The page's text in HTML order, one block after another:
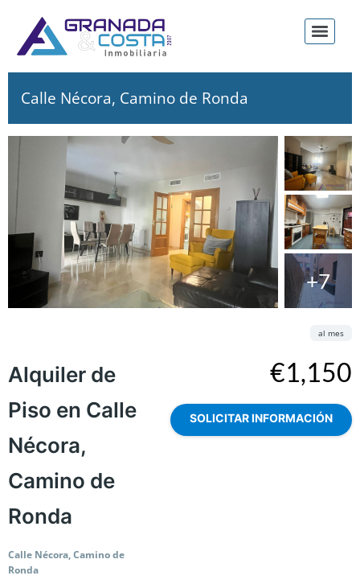
Calle Nécora, Camino de Ronda
+7
Alquiler de
Piso en Calle
Nécora,
Camino de
Ronda
Calle Nécora, Camino de
Ronda
€1,150
al mes
SOLICITAR INFORMACIÓN